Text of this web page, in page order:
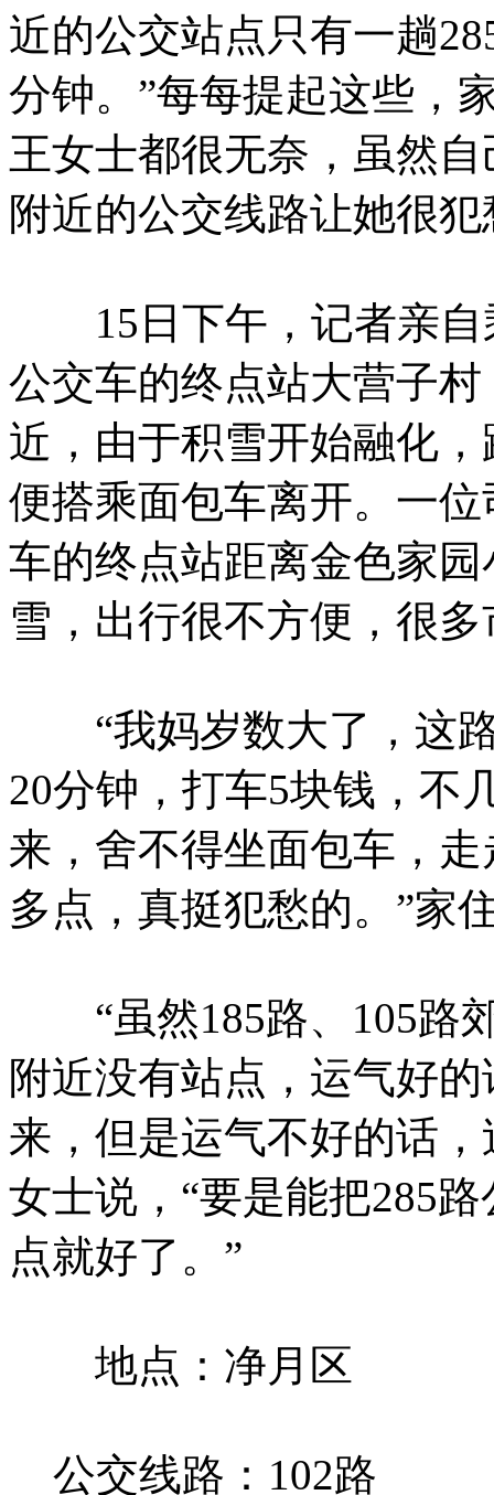
近的公交站点只有一趟
分钟。”每每提起这些，
王女士都很无奈，虽然
附近的公交线路让她很犯
15日下午，记者亲自
公交车的终点站大营子
近，由于积雪开始融化
便搭乘面包车离开。一
车的终点站距离金色家
雪，出行很不方便，很
“我妈岁数大了，这路
20分钟，打车5块钱，不
来，舍不得坐面包车，
多点，真挺犯愁的。”家
“虽然185路、105路
附近没有站点，运气好
来，但是运气不好的话
女士说，“要是能把285
点就好了。”
地点：净月区
公交线路：102路